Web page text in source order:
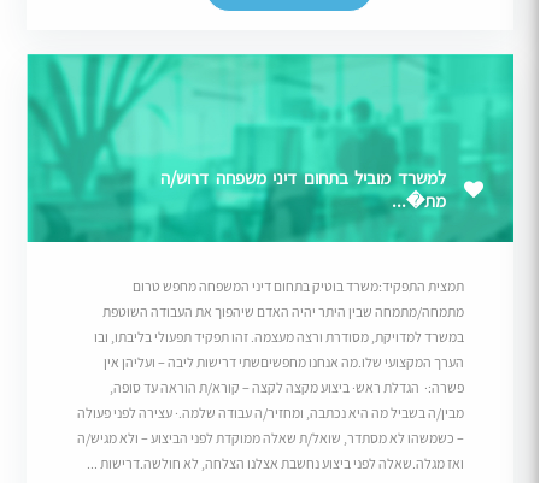
למשרד מוביל בתחום דיני משפחה דרוש/ה
מת�...
תמצית התפקיד:משרד בוטיק בתחום דיני המשפחה מחפש טרום
מתמחה/מתמחה שבין היתר יהיה האדם שיהפוך את העבודה השוטפת
במשרד למדויקת, מסודרת ורצה מעצמה. זהו תפקיד תפעולי בליבתו, ובו
הערך המקצועי שלו.מה אנחנו מחפשיםשתי דרישות ליבה – ועליהן אין
פשרה:· הגדלת ראש· ביצוע מקצה לקצה – קורא/ת הוראה עד סופה,
מבין/ה בשביל מה היא נכתבה, ומחזיר/ה עבודה שלמה.· עצירה לפני פעולה
– כשמשהו לא מסתדר, שואל/ת שאלה ממוקדת לפני הביצוע – ולא מגיש/ה
ואז מגלה.שאלה לפני ביצוע נחשבת אצלנו הצלחה, לא חולשה.דרישות ...